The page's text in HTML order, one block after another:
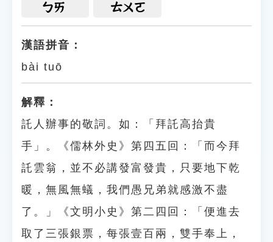
ㄅㄞ ㄊㄨㄛ
漢語拼音：
bài tuō
解釋：
託人辦事的敬詞。如：「拜託高抬貴
手」。《儒林外史》第四五回：「而今拜
託雲翁，並不必講發富發貴，只要地下乾
暖，無風無蟻，我們愚兄弟就感激不盡
了。」《文明小史》第二四回：「便進去
取了三張銀票，每張壹百兩，雙手奉上，